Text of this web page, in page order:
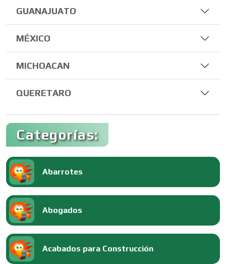
GUANAJUATO
MÉXICO
MICHOACAN
QUERETARO
Categorías:
Abarrotes
Abogados
Acabados para Construcción